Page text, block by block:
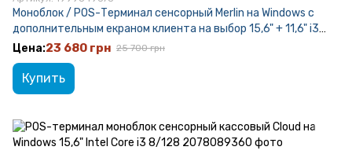
Моноблок / POS-Терминал сенсорный Merlin на Windows с
дополнительным екраном клиента на выбор 15,6" + 11,6" i3
8/128 кассовый
23 680 грн 25 700 грн
Купить